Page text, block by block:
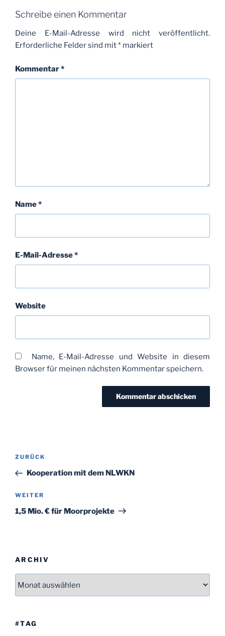
Schreibe einen Kommentar
Deine E-Mail-Adresse wird nicht veröffentlicht.
Erforderliche Felder sind mit* markiert
Kommentar*
Name*
E-Mail-Adresse*
Website
Name, E-Mail-Adresse und Website in diesem
Browser für meinen nächsten Kommentar speichern.
Beitragsnavigation
Vorheriger
Beitrag
ZURÜCK
Kooperation mit dem NLWKN
Nächster
Beitrag
WEITER
1,5 Mio. € für Moorprojekte
ARCHIV
#TAG